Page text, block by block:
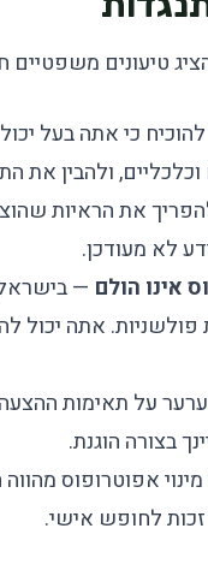
טיעונים
כי אתה בעל
ולהבין את
את הראיות
לא מעודכן.
אינו הולם —
אתה יכול
על תאימות
בצורה הוגנת.
אפוטרופוס
זכות לחופש אישי.